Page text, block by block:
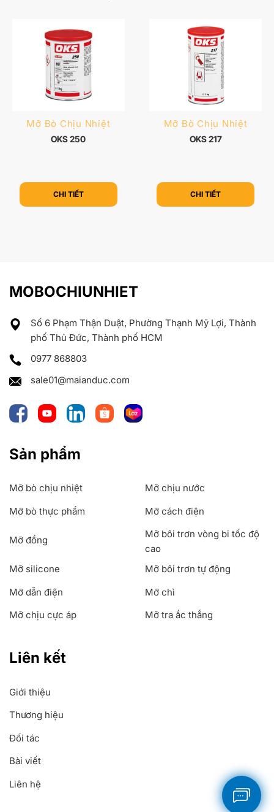
Mỡ Bò Chịu Nhiệt
OKS 250
CHI TIẾT
Mỡ Bò Chịu Nhiệt
OKS 217
CHI TIẾT
MOBOCHIUNHIET
Số 6 Phạm Thận Duật, Phường Thạnh Mỹ Lợi, Thành
phố Thủ Đức, Thành phố HCM
0977 868803
sale01@maianduc.com
Sản phẩm
Mỡ bò chịu nhiệt
Mỡ chịu nước
Mỡ bò thực phẩm
Mỡ cách điện
Mỡ đồng
Mỡ bôi trơn vòng bi tốc độ
cao
Mỡ silicone
Mỡ bôi trơn tự động
Mỡ dẫn điện
Mỡ chì
Mỡ chịu cực áp
Mỡ tra ắc thắng
Liên kết
Giới thiệu
Thương hiệu
Đối tác
Bài viết
Liên hệ